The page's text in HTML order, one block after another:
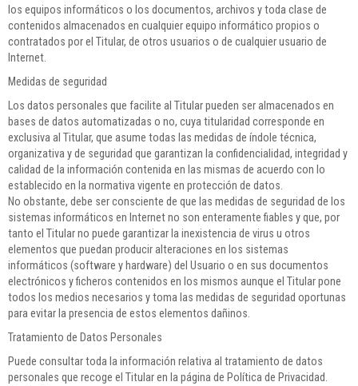
los equipos informáticos o los documentos, archivos y toda clase de
contenidos almacenados en cualquier equipo informático propios o
contratados por el Titular, de otros usuarios o de cualquier usuario de
Internet.
Medidas de seguridad
Los datos personales que facilite al Titular pueden ser almacenados en
bases de datos automatizadas o no, cuya titularidad corresponde en
exclusiva al Titular, que asume todas las medidas de índole técnica,
organizativa y de seguridad que garantizan la confidencialidad, integridad y
calidad de la información contenida en las mismas de acuerdo con lo
establecido en la normativa vigente en protección de datos.
No obstante, debe ser consciente de que las medidas de seguridad de los
sistemas informáticos en Internet no son enteramente fiables y que, por
tanto el Titular no puede garantizar la inexistencia de virus u otros
elementos que puedan producir alteraciones en los sistemas
informáticos (software y hardware) del Usuario o en sus documentos
electrónicos y ficheros contenidos en los mismos aunque el Titular pone
todos los medios necesarios y toma las medidas de seguridad oportunas
para evitar la presencia de estos elementos dañinos.
Tratamiento de Datos Personales
Puede consultar toda la información relativa al tratamiento de datos
personales que recoge el Titular en la página de Política de Privacidad.